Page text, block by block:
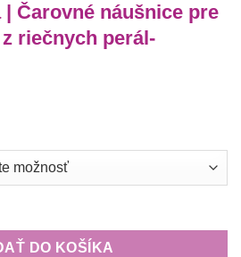
Čarovné náušnice pre
riečnych perál-
| Čarovné náušnice pre mamu a
DO KOŠÍKA